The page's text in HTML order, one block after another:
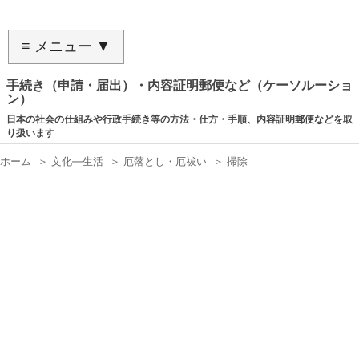
≡ メニュー ▼
手続き（申請・届出）・内容証明郵便など（ケーソルーショ
ン）
日本の社会の仕組みや行政手続き等の方法・仕方・手順、内容証明郵便などを取
り扱います
ホーム ＞ 文化―生活 ＞ 厄落とし・厄祓い ＞ 掃除